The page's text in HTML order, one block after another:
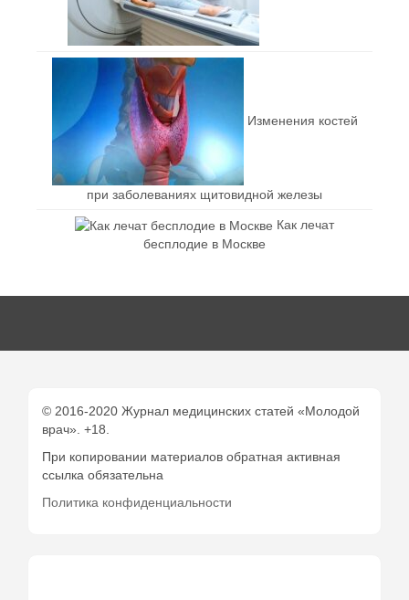
Изменения костей
при заболеваниях щитовидной железы
Как лечат
бесплодие в Москве
© 2016-2020 Журнал медицинских статей «Молодой
врач». +18.
При копировании материалов обратная активная
ссылка обязательна
Политика конфиденциальности